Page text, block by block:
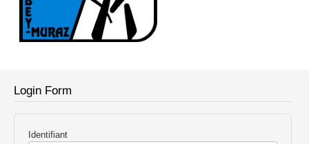
Login Form
Identifiant